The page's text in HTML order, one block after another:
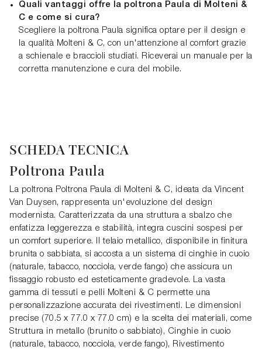
Quali vantaggi offre la poltrona Paula di Molteni &
C e come si cura?
Scegliere la poltrona Paula significa optare per il design e
la qualità Molteni & C, con un'attenzione al comfort grazie
a schienale e braccioli studiati. Riceverai un manuale per la
corretta manutenzione e cura del mobile.
SCHEDA TECNICA
Poltrona Paula
La poltrona Poltrona Paula di Molteni & C, ideata da Vincent
Van Duysen, rappresenta un'evoluzione del design
modernista. Caratterizzata da una struttura a sbalzo che
enfatizza leggerezza e stabilità, integra cuscini sospesi per
un comfort superiore. Il telaio metallico, disponibile in finitura
brunita o sabbiata, si accosta a un sistema di cinghie in cuoio
(naturale, tabacco, nocciola, verde fango) che assicura un
fissaggio robusto ed esteticamente gradevole. La vasta
gamma di tessuti e pelli Molteni & C permette una
personalizzazione accurata dei rivestimenti. Le dimensioni
precise (70.5 x 77.0 x 77.0 cm) e la scelta dei materiali, come
Struttura in metallo (brunito o sabbiato), Cinghie in cuoio
(naturale, tabacco, nocciola, verde fango), Rivestimento